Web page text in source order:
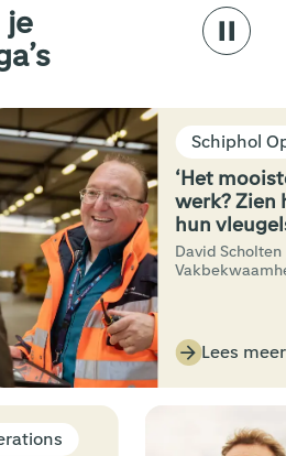
je
Schiphol
‘Het mooiste
werk? Zien
hun vleugels
David Scholten |
Lees meer